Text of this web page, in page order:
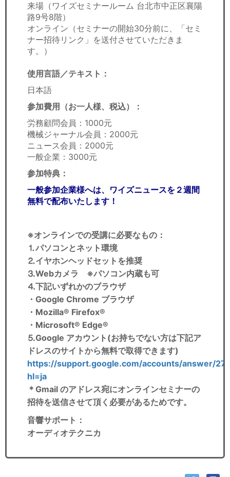
来場（ワイズセミナールーム 台北市中正区襄陽
路9号8階）
オンライン（セミナーの開始30分前に、「セミ
ナー招待リンク」を送付させていただきま
す。）
使用言語／テキスト：
日本語
参加費用（お一人様、税込）：
労務顧問会員： 1000元
機械ジャーナル会員： 2000元
ニュース会員： 2000元
一般企業： 3000元
参加特典：
一般参加企業様へは、ワイズニュースを２週間
無料で配布いたします！
※オンラインでの受講に必要なもの ：
⒈パソコンとネット環境
⒉イヤホンヘッドセットを推奨
⒊Webカメラ ※パソコン内蔵も可
⒋下記いずれかのブラウザ
・Google Chrome ブラウザ
・Mozilla® Firefox®
・Microsoft® Edge®
⒌Google アカウント(お持ちでない方は下記ア
ドレスのサイトから無料で取得できます)
https://support.google.com/accounts/answer/
hl=ja
＊Gmail のアドレス宛にオンラインセミナーの
招待を送信させて頂く必要があるためです。
音響サポート ：
オーディオテクニカ